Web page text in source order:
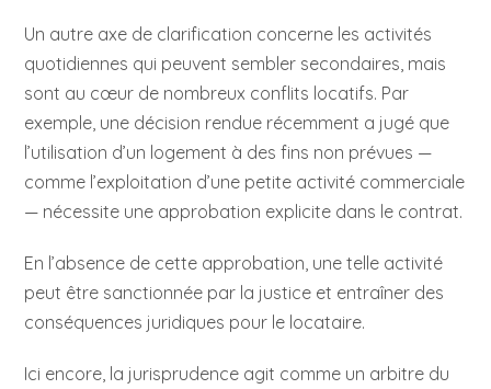
Un autre axe de clarification concerne les activités
quotidiennes qui peuvent sembler secondaires, mais
sont au cœur de nombreux conflits locatifs. Par
exemple, une décision rendue récemment a jugé que
l’utilisation d’un logement à des fins non prévues —
comme l’exploitation d’une petite activité commerciale
— nécessite une approbation explicite dans le contrat.
En l’absence de cette approbation, une telle activité
peut être sanctionnée par la justice et entraîner des
conséquences juridiques pour le locataire.
Ici encore, la jurisprudence agit comme un arbitre du